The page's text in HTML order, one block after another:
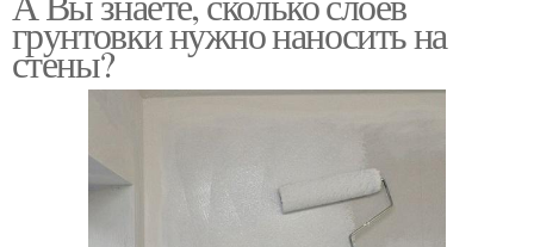
грунтовки нужно наносить на
стены?